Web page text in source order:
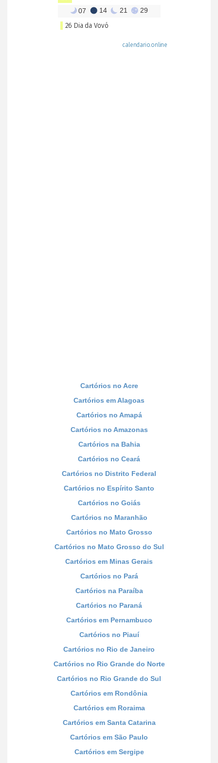
Cartórios no Acre
Cartórios em Alagoas
Cartórios no Amapá
Cartórios no Amazonas
Cartórios na Bahia
Cartórios no Ceará
Cartórios no Distrito Federal
Cartórios no Espírito Santo
Cartórios no Goiás
Cartórios no Maranhão
Cartórios no Mato Grosso
Cartórios no Mato Grosso do Sul
Cartórios em Minas Gerais
Cartórios no Pará
Cartórios na Paraíba
Cartórios no Paraná
Cartórios em Pernambuco
Cartórios no Piauí
Cartórios no Rio de Janeiro
Cartórios no Rio Grande do Norte
Cartórios no Rio Grande do Sul
Cartórios em Rondônia
Cartórios em Roraima
Cartórios em Santa Catarina
Cartórios em São Paulo
Cartórios em Sergipe